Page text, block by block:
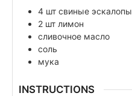
4 шт свиные эскалопы
2 шт лимон
сливочное масло
соль
мука
INSTRUCTIONS